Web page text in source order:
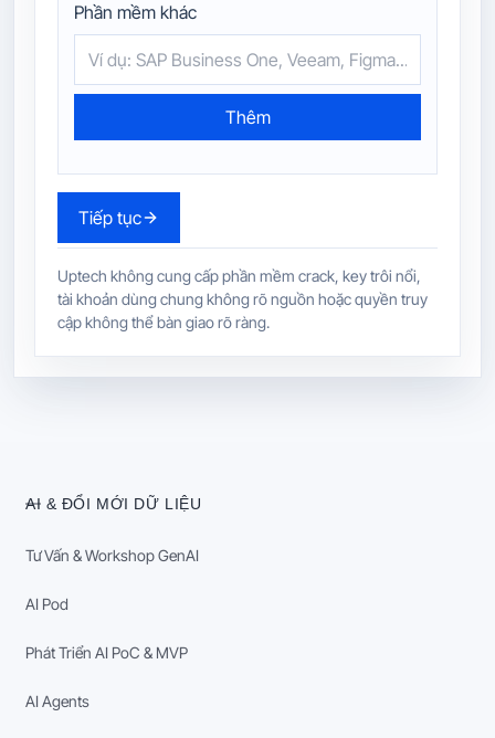
Phần mềm khác
Thêm
Tiếp tục
Uptech không cung cấp phần mềm crack, key trôi nổi,
tài khoản dùng chung không rõ nguồn hoặc quyền truy
cập không thể bàn giao rõ ràng.
AI & ĐỔI MỚI DỮ LIỆU
Tư Vấn & Workshop GenAI
AI Pod
Phát Triển AI PoC & MVP
AI Agents